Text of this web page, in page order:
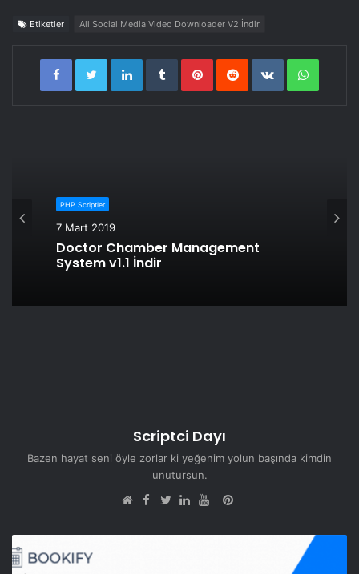
Etiketler All Social Media Video Downloader V2 İndir
LinkedInTumblrPinterestReddit VKontakte
PHP Scriptler
7 Mart 2019
Doctor Chamber Management
System v1.1 İndir
Scriptci Dayı
Bazen hayat seni öyle zorlar ki yeğenim yolun başında kimdin
unutursun.
sitesi
Facebook
Pinterest